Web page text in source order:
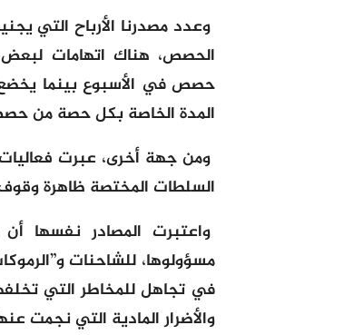
وعدد مصدرنا الأرباح التي
حصص في الأسبوع بينما يخضع
المدة الخاصة بكل حصة من
ومن جهة أخرى، عبرت
السلطات المختصة ظاهرة وقوف
واعتبرت المصادر نفسها
مسؤولوها، للشاحنات
في تجاهل للمخاطر التي
والأضرار المادية التي نجمت